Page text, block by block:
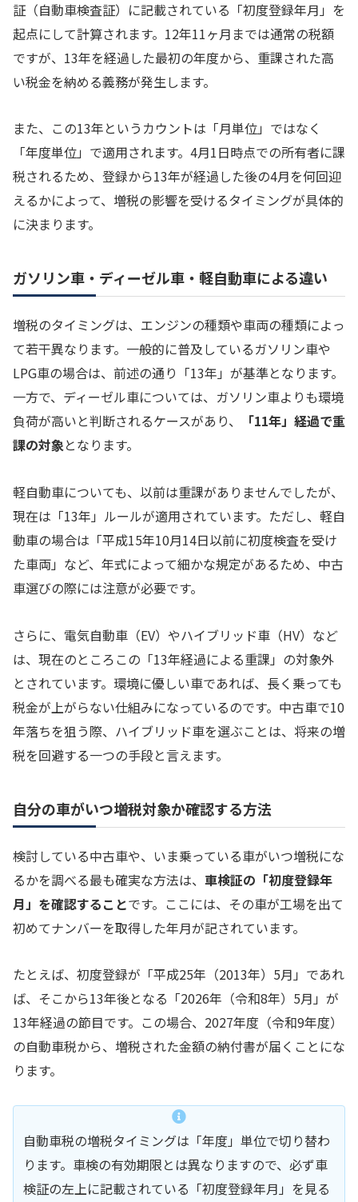
証（自動車検査証）に記載されている「初度登録年月」を
起点にして計算されます。12年11ヶ月までは通常の税額
ですが、13年を経過した最初の年度から、重課された高
い税金を納める義務が発生します。
また、この13年というカウントは「月単位」ではなく
「年度単位」で適用されます。4月1日時点での所有者に課
税されるため、登録から13年が経過した後の4月を何回迎
えるかによって、増税の影響を受けるタイミングが具体的
に決まります。
ガソリン車・ディーゼル車・軽自動車による違い
増税のタイミングは、エンジンの種類や車両の種類によっ
て若干異なります。一般的に普及しているガソリン車や
LPG車の場合は、前述の通り「13年」が基準となります。
一方で、ディーゼル車については、ガソリン車よりも環境
負荷が高いと判断されるケースがあり、
「11年」経過で重
課の対象となります。
軽自動車についても、以前は重課がありませんでしたが、
現在は「13年」ルールが適用されています。ただし、軽自
動車の場合は「平成15年10月14日以前に初度検査を受け
た車両」など、年式によって細かな規定があるため、中古
車選びの際には注意が必要です。
さらに、電気自動車（EV）やハイブリッド車（HV）など
は、現在のところこの「13年経過による重課」の対象外
とされています。環境に優しい車であれば、長く乗っても
税金が上がらない仕組みになっているのです。中古車で10
年落ちを狙う際、ハイブリッド車を選ぶことは、将来の増
税を回避する一つの手段と言えます。
自分の車がいつ増税対象か確認する方法
検討している中古車や、いま乗っている車がいつ増税にな
るかを調べる最も確実な方法は、 車検証の「初度登録年
月」を確認することです。ここには、その車が工場を出て
初めてナンバーを取得した年月が記されています。
たとえば、初度登録が「平成25年（2013年）5月」であれ
ば、そこから13年後となる「2026年（令和8年）5月」が
13年経過の節目です。この場合、2027年度（令和9年度）
の自動車税から、増税された金額の納付書が届くことにな
ります。
自動車税の増税タイミングは「年度」単位で切り替わ
ります。車検の有効期限とは異なりますので、必ず車
検証の左上に記載されている「初度登録年月」を見る